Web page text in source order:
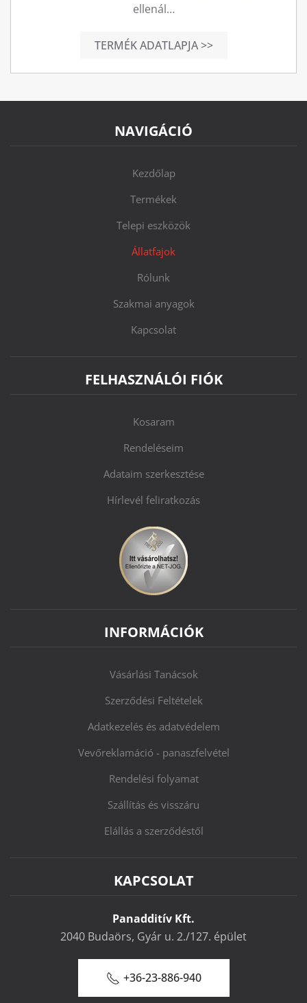
ellenál…
TERMÉK ADATLAPJA >>
NAVIGÁCIÓ
Kezdőlap
Termékek
Telepi eszközök
Állatfajok
Rólunk
Szakmai anyagok
Kapcsolat
FELHASZNÁLÓI FIÓK
Kosaram
Rendeléseim
Adataim szerkesztése
Hírlevél feliratkozás
INFORMÁCIÓK
Vásárlási Tanácsok
Szerződési Feltételek
Adatkezelés és adatvédelem
Vevőreklamáció - panaszfelvétel
Rendelési folyamat
Szállítás és visszáru
Elállás a szerződéstől
KAPCSOLAT
Panadditív Kft.
2040 Budaörs, Gyár u. 2./127. épület
+36-23-886-940